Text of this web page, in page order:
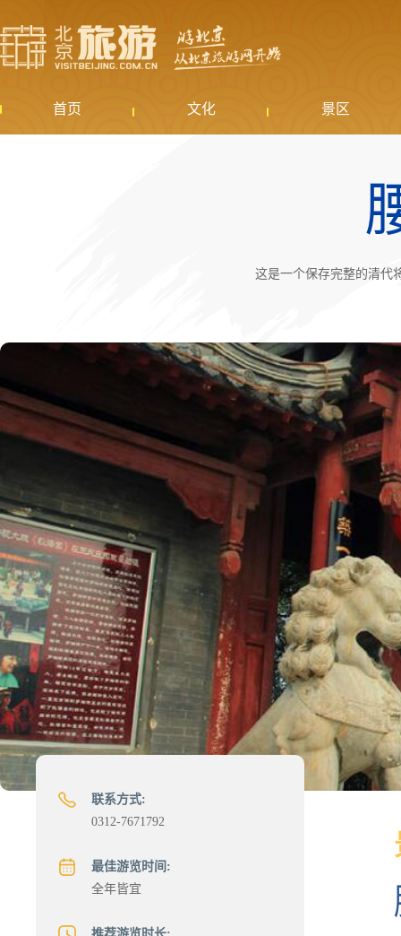
首页 文化 景区
这是一个保存完整的清代
联系方式:
0312-7671792
最佳游览时间:
全年皆宜